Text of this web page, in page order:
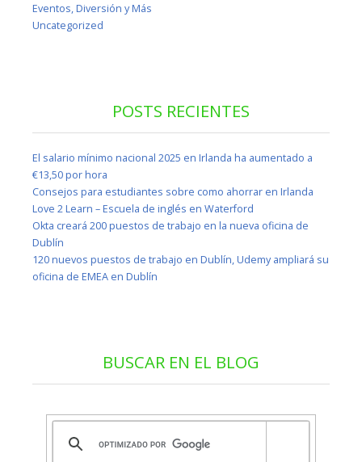
Eventos, Diversión y Más
Uncategorized
POSTS RECIENTES
El salario mínimo nacional 2025 en Irlanda ha aumentado a
€13,50 por hora
Consejos para estudiantes sobre como ahorrar en Irlanda
Love 2 Learn – Escuela de inglés en Waterford
Okta creará 200 puestos de trabajo en la nueva oficina de
Dublín
120 nuevos puestos de trabajo en Dublín, Udemy ampliará su
oficina de EMEA en Dublín
BUSCAR EN EL BLOG